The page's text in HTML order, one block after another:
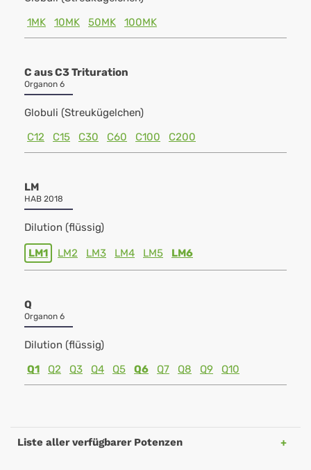
1MK
10MK 50MK 100MK
C aus C3 Trituration
Organon 6
Globuli (Streukügelchen)
C12
C15 C30 C60 C100 C200
LM
HAB 2018
Dilution (flüssig)
LM1 LM2 LM3 LM4 LM5 LM6
Q
Organon 6
Dilution (flüssig)
Q1
Q2 Q3 Q4 Q5 Q6 Q7 Q8 Q9 Q10
Liste aller verfügbarer Potenzen